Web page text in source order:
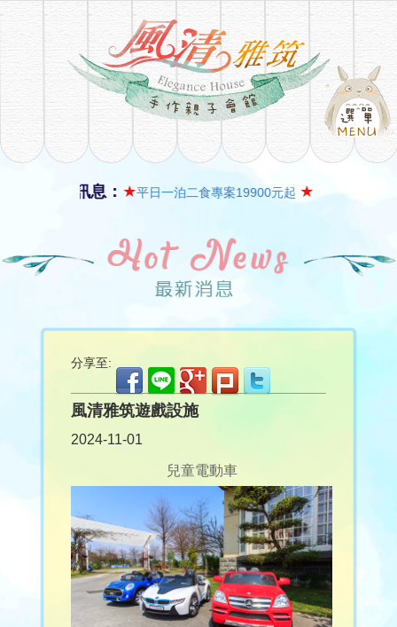
最新訊息：★平日一泊二食專案19900元起 ★
分享至:
風清雅筑遊戲設施
2024-11-01
兒童電動車